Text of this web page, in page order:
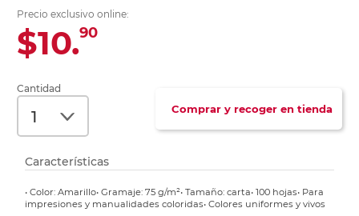
Precio exclusivo online:
$10.90
Cantidad
Comprar y recoger en tienda
Características
• Color: Amarillo• Gramaje: 75 g/m²• Tamaño: carta• 100 hojas• Para
impresiones y manualidades coloridas• Colores uniformes y vivos